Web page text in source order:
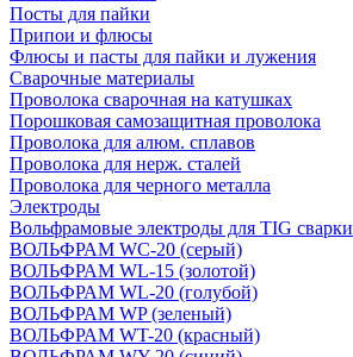
Посты для пайки
Припои и флюсы
Флюсы и пасты для пайки и лужения
Сварочные материалы
Проволока сварочная на катушках
Порошковая самозащитная проволока
Проволока для алюм. сплавов
Проволока для нерж. сталей
Проволока для черного металла
Электроды
Вольфрамовые электроды для TIG сварки
ВОЛЬФРАМ WC-20 (серый)
ВОЛЬФРАМ WL-15 (золотой)
ВОЛЬФРАМ WL-20 (голубой)
ВОЛЬФРАМ WP (зеленый)
ВОЛЬФРАМ WT-20 (красный)